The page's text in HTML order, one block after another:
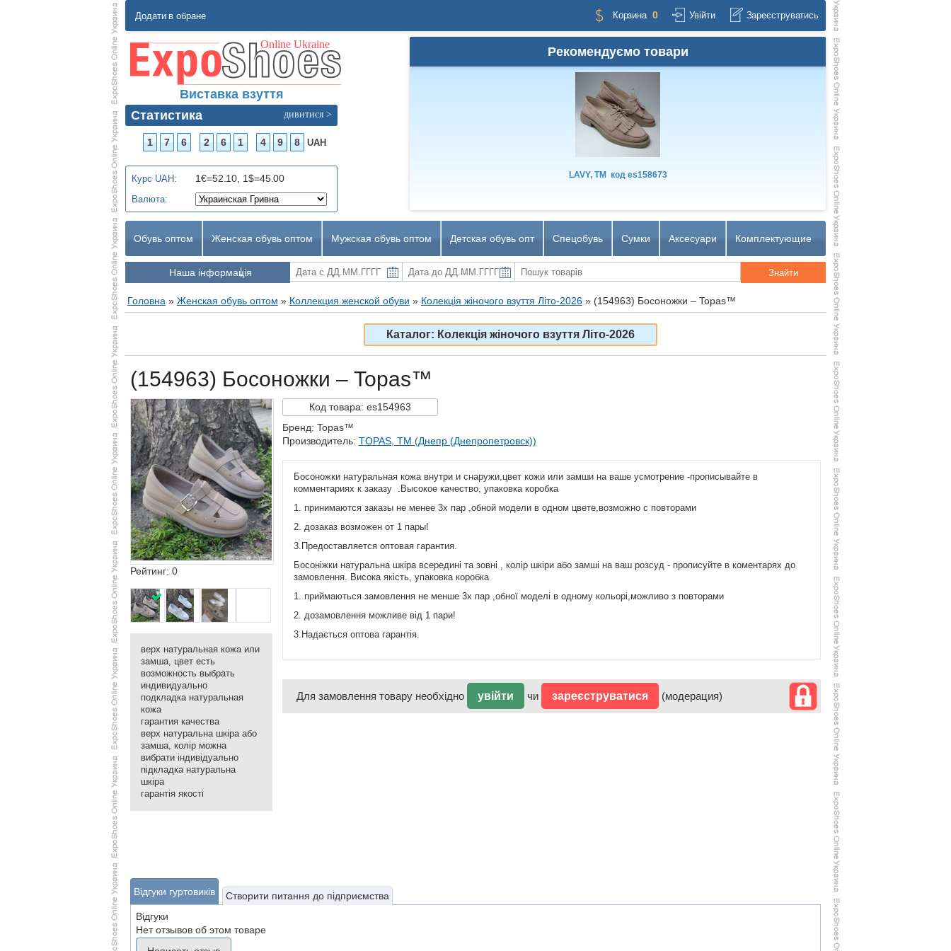
Додати в обране Корзина 0 Увійти Зареєструватись
Виставка взуття
Статистика
дивитися >
1 7 6 2 6 1 4 9 8 UAH
Курс UAH: 1€=52.10, 1$=45.00
Валюта:
Рекомендуємо товари
LAVY, TM кодes158673
Обувь оптом Женская обувь оптом Мужская обувь оптом Детская обувь опт Спецобувь Сумки Аксесуари Комплектующие
Наша інформація
Головна » Женская обувь оптом » Коллекция женской обуви » Колекція жіночого взуття Літо-2026» (154963) Босоножки – Topas™
Каталог: Колекція жіночого взуття Літо-2026
(154963) Босоножки – Topas™
Рейтинг: 0
верх натуральная кожа или
замша, цвет есть
возможность выбрать
индивидуально
подкладка натуральная
кожа
гарантия качества
верх натуральна шкіра або
замша, колір можна
вибрати індивідуально
підкладка натуральна
шкіра
гарантія якості
Кодтовара: es154963
Бренд: Topas™
Производитель: TOPAS, TM (Днепр (Днепропетровск))
Босоножки натуральная кожа внутри и снаружи,цвет кожи или замши на ваше усмотрение -прописывайте в
комментариях к заказу .Высокое качество, упаковка коробка
1. принимаются заказы не менее 3х пар ,обной модели в одном цвете,возможно с повторами
2. дозаказ возможен от 1 пары!
3.Предоставляется оптовая гарантия.
Босоніжки натуральна шкіра всередині та зовні , колір шкіри або замші на ваш розсуд - прописуйте в коментарях до
замовлення. Висока якість, упаковка коробка
1. приймаються замовлення не менше 3х пар ,обної моделі в одному кольорі,можливо з повторами
2. дозамовлення можливе від 1 пари!
3.Надається оптова гарантія.
Для замовлення товару необхідно увійти чи зареєструватися (модерация)
Відгуки гуртовиків
Створити питання до підприємства
Відгуки
Нет отзывов об этом товаре